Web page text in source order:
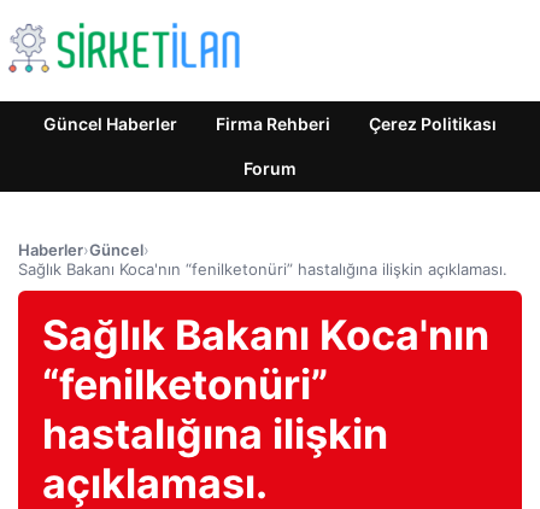
Güncel Haberler Firma Rehberi Çerez Politikası
Forum
Haberler›Güncel›
Sağlık Bakanı Koca'nın “fenilketonüri” hastalığına ilişkin açıklaması.
Sağlık Bakanı Koca'nın
“fenilketonüri”
hastalığına ilişkin
açıklaması.